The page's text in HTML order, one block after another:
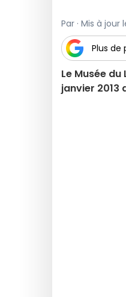
Par · Mis à jour
Plus de
Le Musée
janvier 2013